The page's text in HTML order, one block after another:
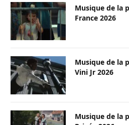
Musique de la
France 2026
Musique de la
Vini Jr 2026
Musique de la